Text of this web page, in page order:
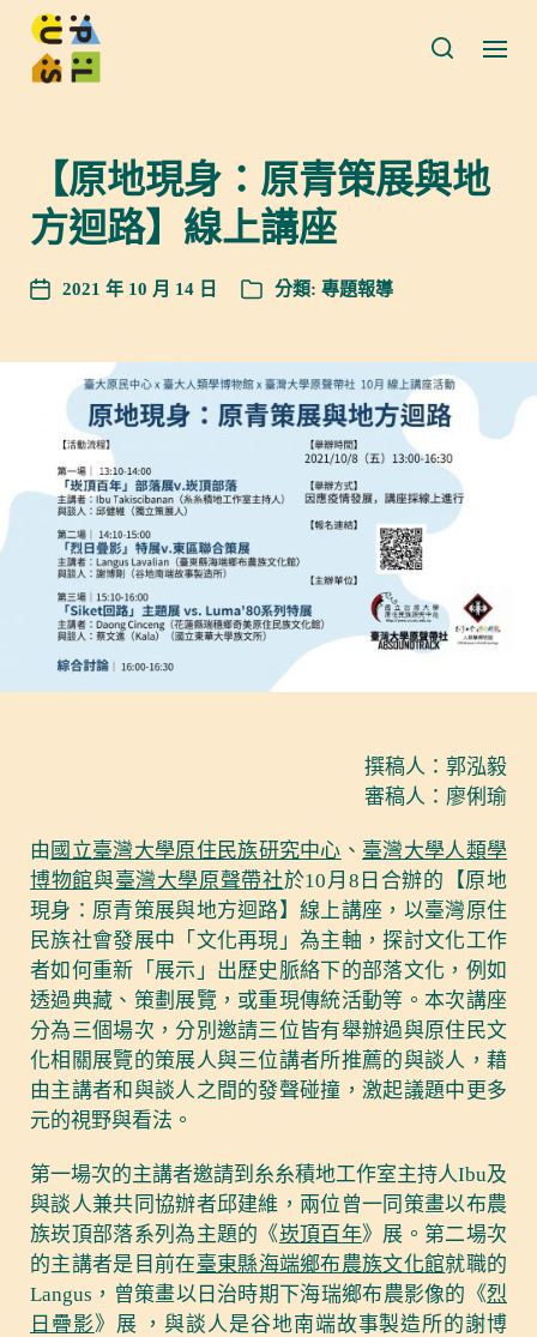
【原地現身：原青策展與地
方迴路】線上講座
2021 年 10 月 14 日 分類: 專題報導
撰稿人：郭泓毅
審稿人：廖俐瑜
由 國立臺灣大學原住民族研究中心 、 臺灣大學人類學
博物館與臺灣大學原聲帶社於10月8日合辦的【原地
現身：原青策展與地方迴路】線上講座，以臺灣原住
民族社會發展中「文化再現」為主軸，探討文化工作
者如何重新「展示」出歷史脈絡下的部落文化，例如
透過典藏、策劃展覽，或重現傳統活動等。本次講座
分為三個場次，分別邀請三位皆有舉辦過與原住民文
化相關展覽的策展人與三位講者所推薦的與談人，藉
由主講者和與談人之間的發聲碰撞，激起議題中更多
元的視野與看法。
第一場次的主講者邀請到糸糸積地工作室主持人Ibu及
與談人兼共同協辦者邱建維，兩位曾一同策畫以布農
族崁頂部落系列為主題的《崁頂百年》展。第二場次
的主講者是目前在臺東縣海端鄉布農族文化館就職的
Langus，曾策畫以日治時期下海瑞鄉布農影像的《烈
日疊影》展 ，與談人是谷地南端故事製造所的謝博